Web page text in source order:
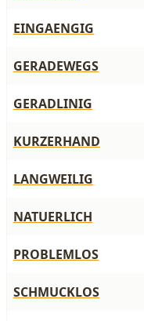
EINGAENGIG
GERADEWEGS
GERADLINIG
KURZERHAND
LANGWEILIG
NATUERLICH
PROBLEMLOS
SCHMUCKLOS